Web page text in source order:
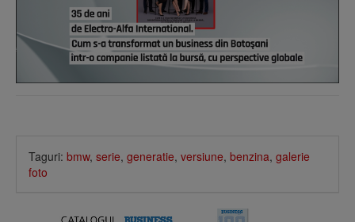
Taguri: bmw, serie, generatie, versiune, benzina, galerie
foto